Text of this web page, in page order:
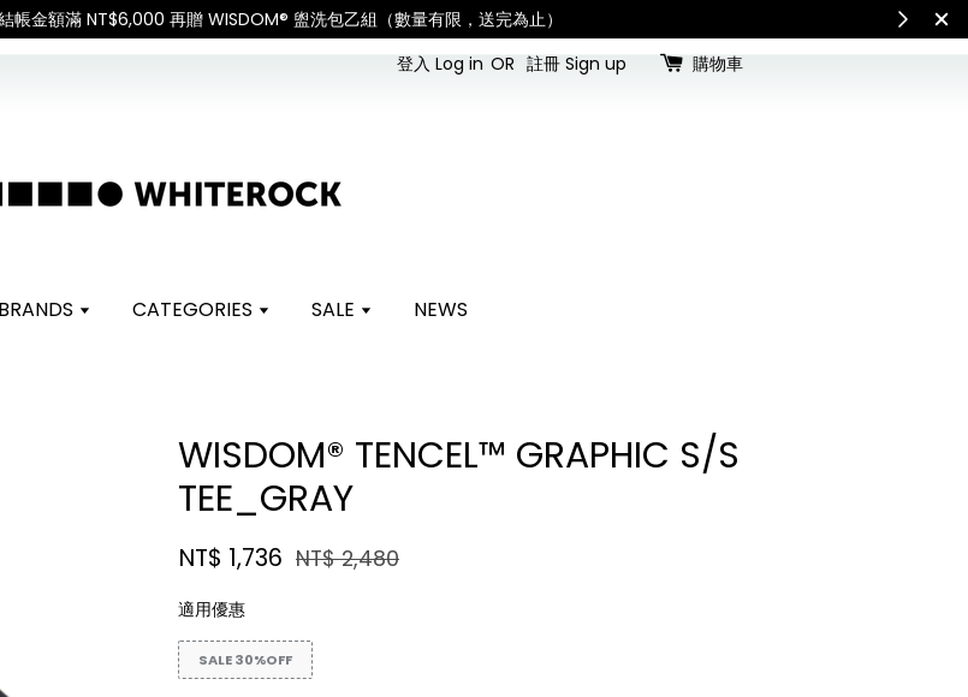
其他不可抗力因素，出貨安排可能調整，敬請見諒 查看國內宅配最新公告
登入 Log in OR 註冊 Sign up 購物車
BRANDS CATEGORIES SALE NEWS
WISDOM® TENCEL™ GRAPHIC S/S
TEE_GRAY
NT$ 1,736 NT$ 2,480
適用優惠
SALE 30%OFF